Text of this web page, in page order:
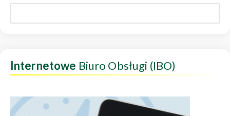
Internetowe Biuro Obsługi (IBO)